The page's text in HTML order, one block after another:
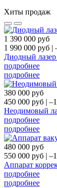
Хиты продаж
1 390 000 руб
1 990 000 руб |
Диодный
подробнее
подробнее
380 000 руб
450 000 руб |
Неодимовый
подробнее
подробнее
480 000 руб
550 000 руб |
Аппарат
подробнее
подробнее